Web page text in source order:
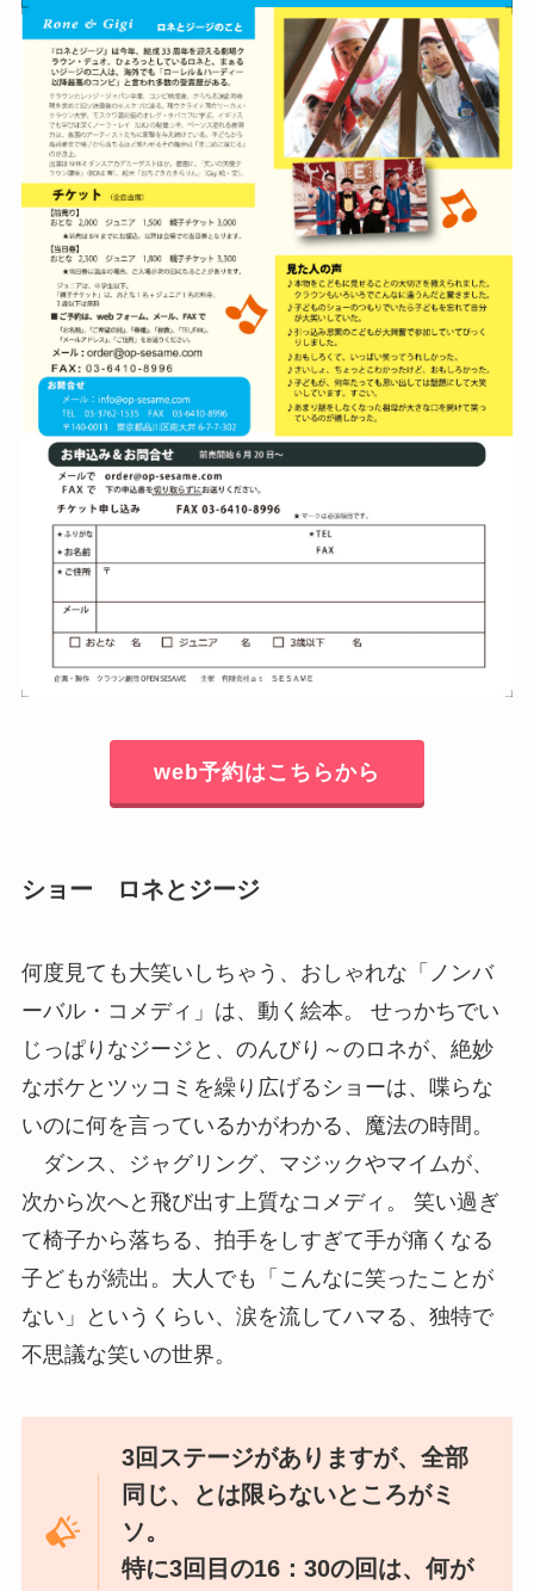
web予約はこちらから
ショー ロネとジージ
何度見ても大笑いしちゃう、おしゃれな「ノンバ
ーバル・コメディ」は、動く絵本。 せっかちでい
じっぱりなジージと、のんびり～のロネが、絶妙
なボケとツッコミを繰り広げるショーは、喋らな
いのに何を言っているかがわかる、魔法の時間。
ダンス、ジャグリング、マジックやマイムが、
次から次へと飛び出す上質なコメディ。 笑い過ぎ
て椅子から落ちる、拍手をしすぎて手が痛くなる
子どもが続出。大人でも「こんなに笑ったことが
ない」というくらい、涙を流してハマる、独特で
不思議な笑いの世界。
3回ステージがありますが、全部
同じ、とは限らないところがミ
ソ。
特に3回目の16：30の回は、何が